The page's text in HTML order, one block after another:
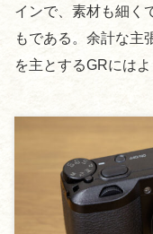
インで、素材も細く
もである。余計な主
を主とするGRには